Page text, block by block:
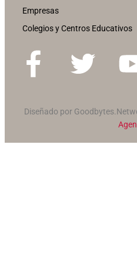
Empresas
Colegios y Centros Educativos
Diseñado por